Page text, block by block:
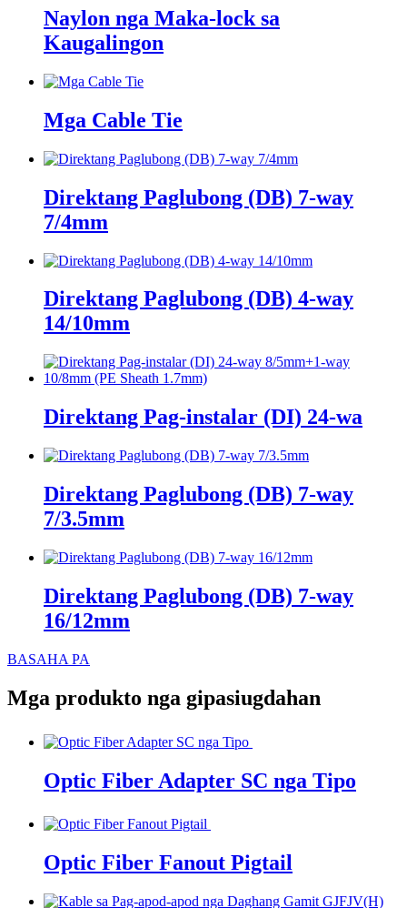
Naylon nga Maka-lock sa
Kaugalingon
Mga Cable Tie
Direktang Paglubong (DB) 7-way
7/4mm
Direktang Paglubong (DB) 4-way
14/10mm
Direktang Pag-instalar (DI) 24-wa
Direktang Paglubong (DB) 7-way
7/3.5mm
Direktang Paglubong (DB) 7-way
16/12mm
BASAHA PA
Mga produkto nga gipasiugdahan
Optic Fiber Adapter SC nga Tipo
Optic Fiber Fanout Pigtail